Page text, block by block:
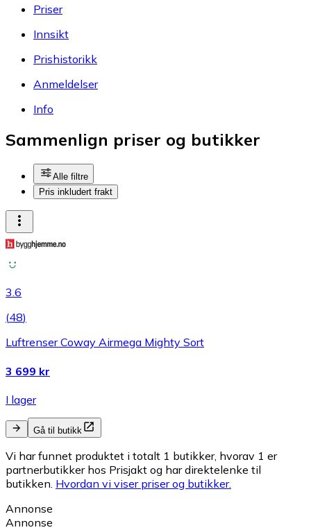
Priser
Innsikt
Prishistorikk
Anmeldelser
Info
Sammenlign priser og butikker
Alle filtre
Pris inkludert frakt
3.6
(48)
Luftrenser Coway Airmega Mighty Sort
3 699 kr
I lager
Gå til butikk
Vi har funnet produktet i totalt 1 butikker, hvorav 1 er
partnerbutikker hos Prisjakt og har direktelenke til
butikken. Hvordan vi viser priser og butikker.
Annonse
Annonse